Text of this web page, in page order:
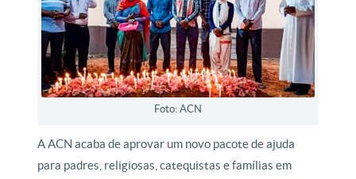
Foto: ACN
A ACN acaba de aprovar um novo pacote de ajuda
para padres, religiosas, catequistas e famílias em